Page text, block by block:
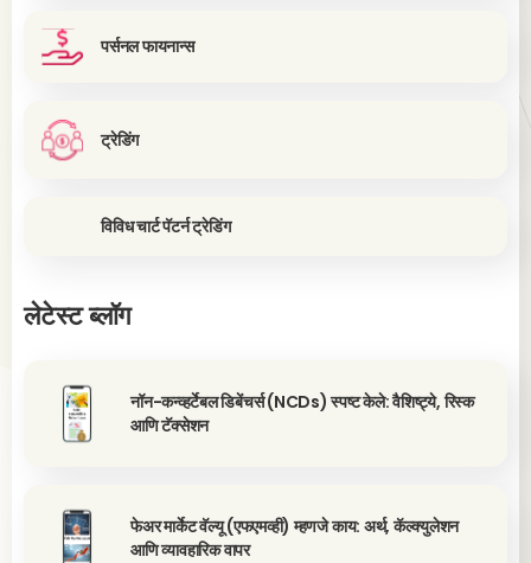
पर्सनल फायनान्स
ट्रेडिंग
विविध चार्ट पॅटर्न ट्रेडिंग
लेटेस्ट ब्लॉग
नॉन-कन्व्हर्टेबल डिबेंचर्स (NCDs) स्पष्ट केले: वैशिष्ट्ये, रिस्क
आणि टॅक्सेशन
फेअर मार्केट वॅल्यू (एफएमव्ही) म्हणजे काय: अर्थ, कॅल्क्युलेशन
आणि व्यावहारिक वापर